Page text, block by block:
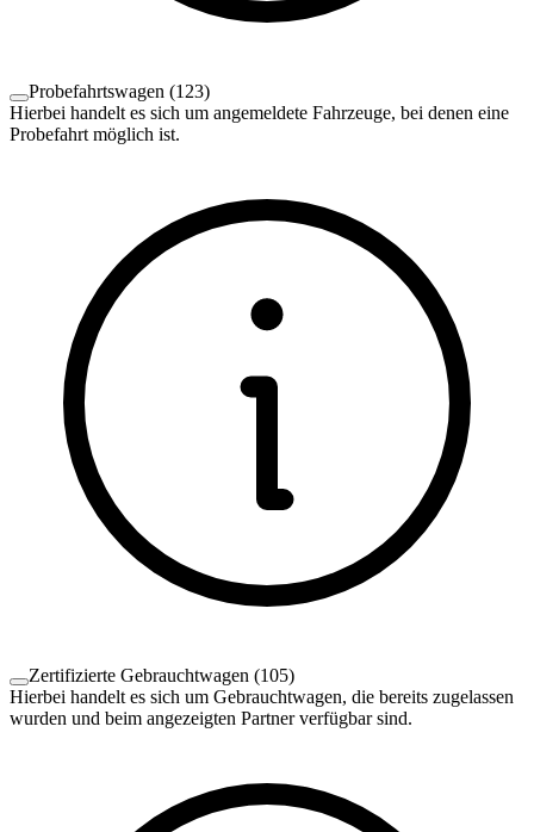
Probefahrtswagen (123)
Hierbei handelt es sich um angemeldete Fahrzeuge, bei denen eine
Probefahrt möglich ist.
Zertifizierte Gebrauchtwagen (105)
Hierbei handelt es sich um Gebrauchtwagen, die bereits zugelassen
wurden und beim angezeigten Partner verfügbar sind.